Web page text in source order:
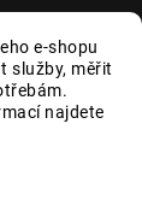
e-shopu
služby, měřit
najdete